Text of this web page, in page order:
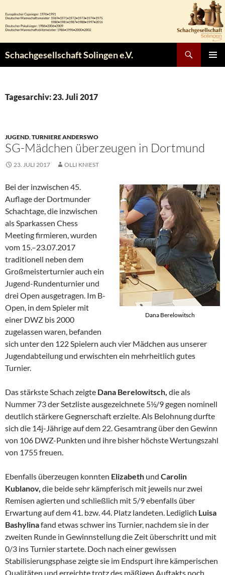
Inhalt
springen
Schachgesellschaft Solingen e.V.
Tagesarchiv: 23. Juli 2017
JUGEND,TURNIERE ANDERSWO
SG-Mädchen überzeugen in Dortmund
23. JULI 2017 OLLI KNIEST
Dana Berelowitsch
Bei der inzwischen 45.
Auflage der Dortmunder
Schachtage, die inzwischen
als Sparkassen Chess
Meeting firmieren, wurden
vom 15.–23.07.2017
traditionell neben dem
Großmeisterturnier auch ein
Jugend-Rundenturnier und
drei Open ausgetragen. Im B-
Open, in dem Spieler mit
einer DWZ bis 2000
zugelassen waren, befanden
sich unter den 122 Spielern auch vier Mädchen aus unserer
Jugendabteilung und erwischten ein mehrheitlich gutes
Turnier.
Das stärkste Schach zeigte Dana Berelowitsch, die als
Nummer 73 der Setzliste ausgezeichnete 5½/9 gegen nominell
deutlich stärkere Gegnerschaft erzielte. Als Belohnung durfte
sich die 14j-Jährige auf dem 22. Gesamtrang über den Gewinn
von 106 DWZ-Punkten und ihre bisher höchste Wertungszahl
von 1755 freuen.
Ebenfalls überzeugen konnten Elizabeth und Carolin
Kublanov, die beide sehr kämpferisch mit jeweils nur zwei
Remisen agierten und schließlich mit 5/9 ebenfalls über
Erwartung auf dem 41. bzw. 44. Platz landeten. Lediglich Luisa
Bashylinafand etwas schwer ins Turnier, nachdem sie in der
zweiten Runde in Gewinnstellung die Zeit überschritt und mit
0/3 ins Turnier startete. Doch nach einer gewissen
Stabilisierungsphase zeigte sie im Endspurt ihre kämperischen
Qualitäten und erreichte trotz des mäßigen Auftakts noch